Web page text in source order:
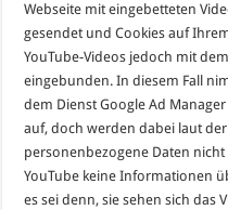
Webseite mit eingebetteten
gesendet und Cookies auf
YouTube-Videos jedoch mit
eingebunden. In diesem Fall
dem Dienst Google Ad
auf, doch werden dabei laut
personenbezogene Daten
YouTube keine Informationen
es sei denn, sie sehen sich das